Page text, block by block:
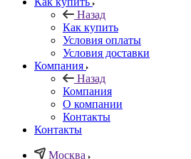
Назад
Как купить
Условия оплаты
Условия доставки
Компания
Назад
Компания
О компании
Контакты
Контакты
Москва